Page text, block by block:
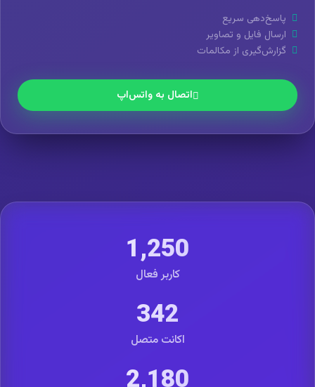
پاسخ‌دهی سریع
ارسال فایل و تصاویر
گزارش‌گیری از مکالمات
اتصال به واتس‌اپ
1,250
کاربر فعال
342
اکانت متصل